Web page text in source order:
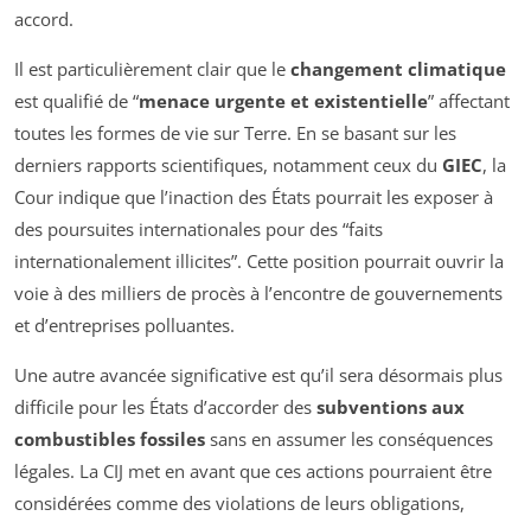
accord.
Il est particulièrement clair que le changement climatique
est qualifié de “menace urgente et existentielle” affectant
toutes les formes de vie sur Terre. En se basant sur les
derniers rapports scientifiques, notamment ceux du GIEC, la
Cour indique que l’inaction des États pourrait les exposer à
des poursuites internationales pour des “faits
internationalement illicites”. Cette position pourrait ouvrir la
voie à des milliers de procès à l’encontre de gouvernements
et d’entreprises polluantes.
Une autre avancée significative est qu’il sera désormais plus
difficile pour les États d’accorder des subventions aux
combustibles fossiles sans en assumer les conséquences
légales. La CIJ met en avant que ces actions pourraient être
considérées comme des violations de leurs obligations,